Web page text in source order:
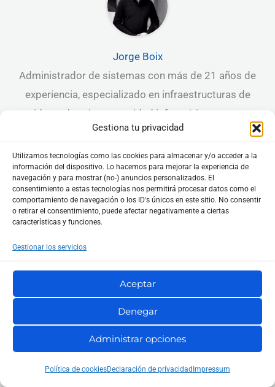
Gestiona tu privacidad
Utilizamos tecnologías como las cookies para almacenar y/o acceder a la
información del dispositivo. Lo hacemos para mejorar la experiencia de
navegación y para mostrar (no-) anuncios personalizados. El
consentimiento a estas tecnologías nos permitirá procesar datos como el
comportamiento de navegación o los ID's únicos en este sitio. No consentir
o retirar el consentimiento, puede afectar negativamente a ciertas
características y funciones.
Gestionar los servicios
Aceptar
Denegar
Administrar opciones
Política de cookiesDeclaración de privacidad Impressum
Jorge Boix
Administrador de sistemas con más de 21 años de
experiencia, especializado en infraestructuras de
servidores, hosting, seguridad informática y entornos
de alto rendimiento. Apasionado del software y el
hardware, con una trayectoria práctica en la gestión,
optimización y resolución de problemas en sistemas
profesionales.
Te puede interesar...